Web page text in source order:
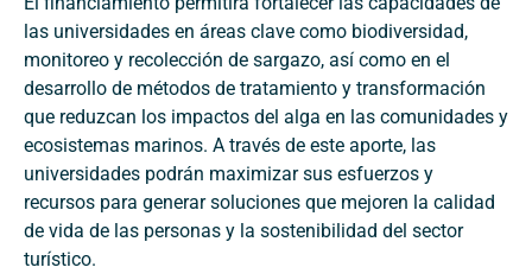
las universidades en áreas clave como biodiversidad,
monitoreo y recolección de sargazo, así como en el
desarrollo de métodos de tratamiento y transformación
que reduzcan los impactos del alga en las comunidades y
ecosistemas marinos. A través de este aporte, las
universidades podrán maximizar sus esfuerzos y
recursos para generar soluciones que mejoren la calidad
de vida de las personas y la sostenibilidad del sector
turístico.